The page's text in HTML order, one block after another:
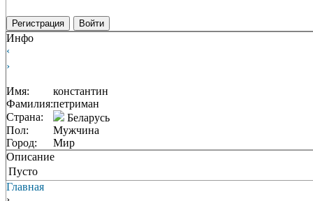
Регистрация Войти
Инфо
‹
›
Имя:
константин
Фамилия:петриман
Страна:
Беларусь
Пол:
Мужчина
Город:
Мир
Описание
Пусто
Главная